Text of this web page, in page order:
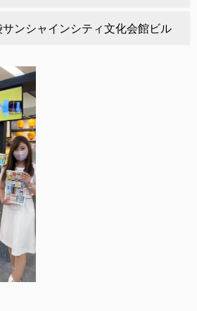
ンシャインシティ文化会館ビル